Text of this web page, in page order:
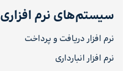
سیستم‌های نرم افزاری
نرم افزار دریافت و پرداخت
نرم افزار انبارداری